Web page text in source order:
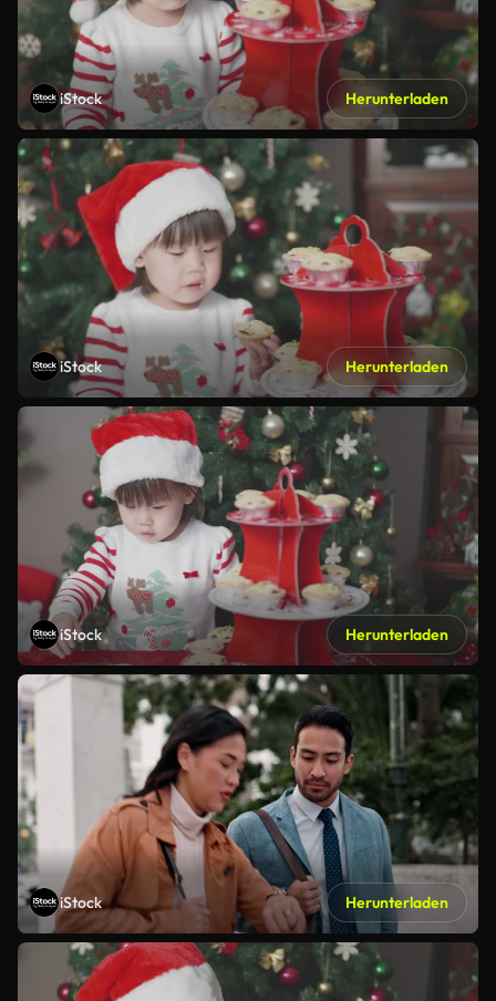
iStock Herunterladen
iStock Herunterladen
iStock Herunterladen
iStock Herunterladen